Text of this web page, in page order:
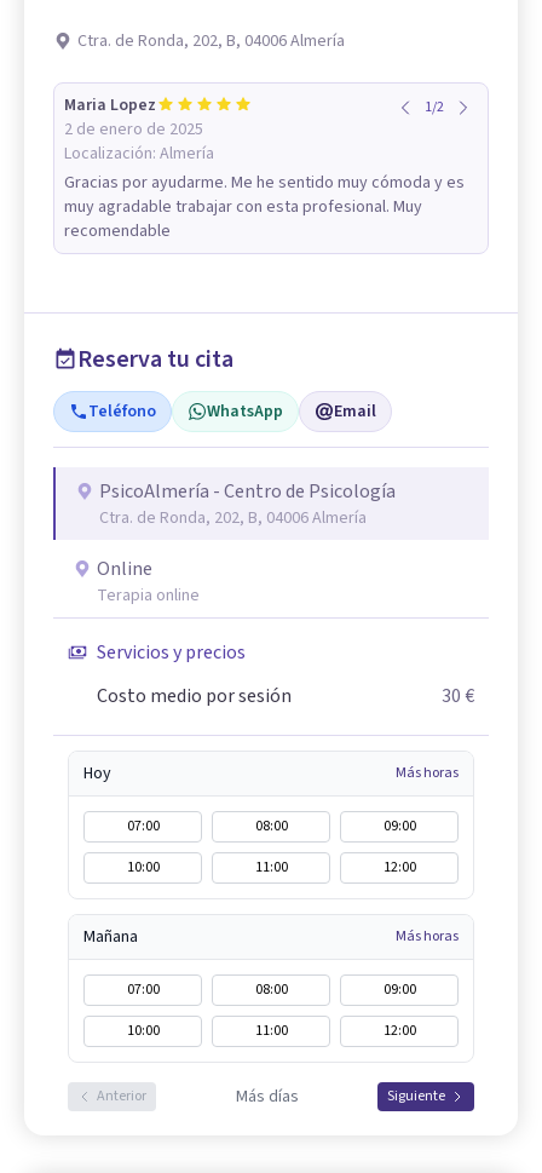
Ctra. de Ronda, 202, B, 04006 Almería
Maria Lopez
2 de enero de 2025
Localización: Almería
1/2
Gracias por ayudarme. Me he sentido muy cómoda y es
muy agradable trabajar con esta profesional. Muy
recomendable
Reserva tu cita
Teléfono WhatsApp Email
PsicoAlmería - Centro de Psicología
Ctra. de Ronda, 202, B, 04006 Almería
Online
Terapia online
Servicios y precios
Costo medio por sesión
30 €
Hoy Más horas
07:00 08:00
09:00
10:00
11:00 12:00
Mañana Más horas
07:00 08:00
09:00
10:00
11:00 12:00
Anterior Más días Siguiente